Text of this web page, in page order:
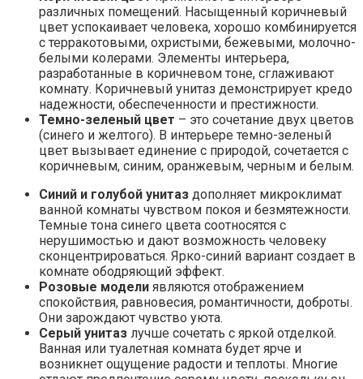
различных помещений. Насыщенный коричневый
цвет успокаивает человека, хорошо комбинируется
с терракотовыми, охристыми, бежевыми, молочно-
белыми колерами. Элементы интерьера,
разработанные в коричневом тоне, сглаживают
комнату. Коричневый унитаз демонстрирует кредо
надежности, обеспеченности и престижности.
Темно-зеленый цвет – это сочетание двух цветов
(синего и желтого). В интерьере темно-зеленый
цвет вызывает единение с природой, сочетается с
коричневым, синим, оранжевым, черным и белым.
Синий и голубой унитаз дополняет микроклимат
ванной комнаты чувством покоя и безмятежности.
Темные тона синего цвета соотносятся с
нерушимостью и дают возможность человеку
сконцентрироваться. Ярко-синий вариант создает в
комнате ободряющий эффект.
Розовые модели являются отображением
спокойствия, равновесия, романтичности, доброты.
Они зарождают чувство уюта.
Серый унитаз лучше сочетать с яркой отделкой.
Ванная или туалетная комната будет ярче и
возникнет ощущение радости и теплоты. Многие